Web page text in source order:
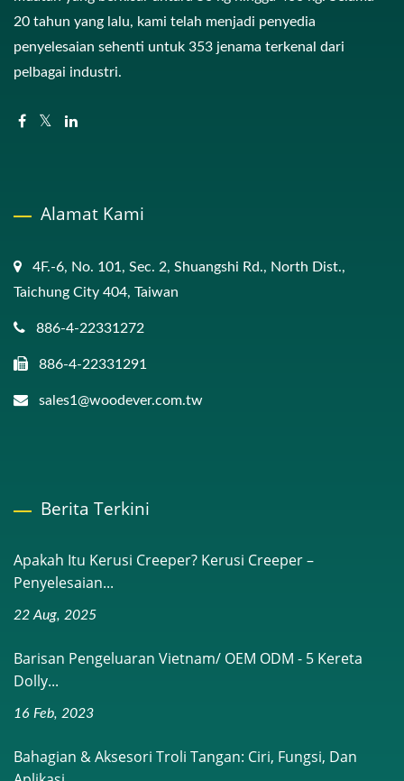
20 tahun yang lalu, kami telah menjadi penyedia
penyelesaian sehenti untuk 353 jenama terkenal dari
pelbagai industri.
Alamat Kami
4F.-6, No. 101, Sec. 2, Shuangshi Rd., North Dist.,
Taichung City 404, Taiwan
886-4-22331272
886-4-22331291
sales1@woodever.com.tw
Berita Terkini
Apakah Itu Kerusi Creeper? Kerusi Creeper –
Penyelesaian...
22 Aug, 2025
Barisan Pengeluaran Vietnam/ OEM ODM - 5 Kereta
Dolly...
16 Feb, 2023
Bahagian & Aksesori Troli Tangan: Ciri, Fungsi, Dan